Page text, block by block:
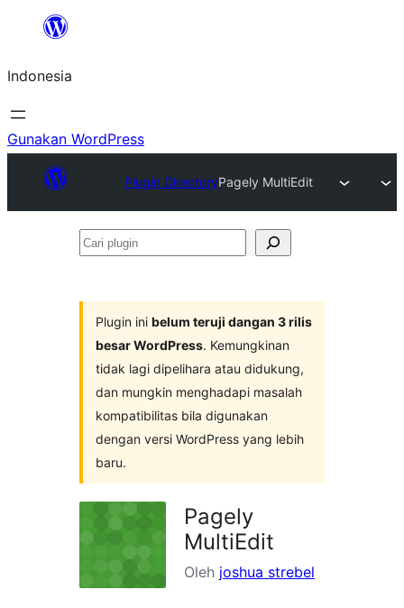
Lewati
konten
Indonesia
Gunakan WordPress
Plugin DirectoryPagely MultiEdit
Cari
Plugin ini belum teruji dangan 3 rilis
besar WordPress. Kemungkinan
tidak lagi dipelihara atau didukung,
dan mungkin menghadapi masalah
kompatibilitas bila digunakan
dengan versi WordPress yang lebih
baru.
Pagely
MultiEdit
Oleh joshua strebel